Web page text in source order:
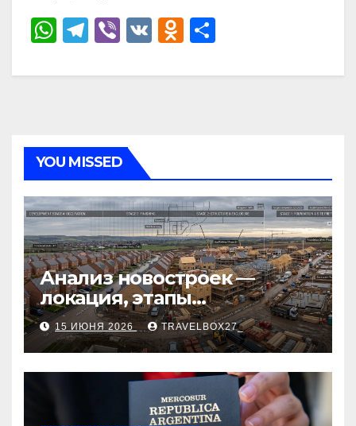
W
at
p
p
T
e
m
Vi
er
V
O
n
ss
ni
ki
р
ть
YOU MISSED
Анализ новостроек —
локация, этапы
строительства, проверка
застройщика, сценарии
оформления сделки и
рыночные ориентиры
15 ИЮНЯ 2026 TRAVELBOX27_